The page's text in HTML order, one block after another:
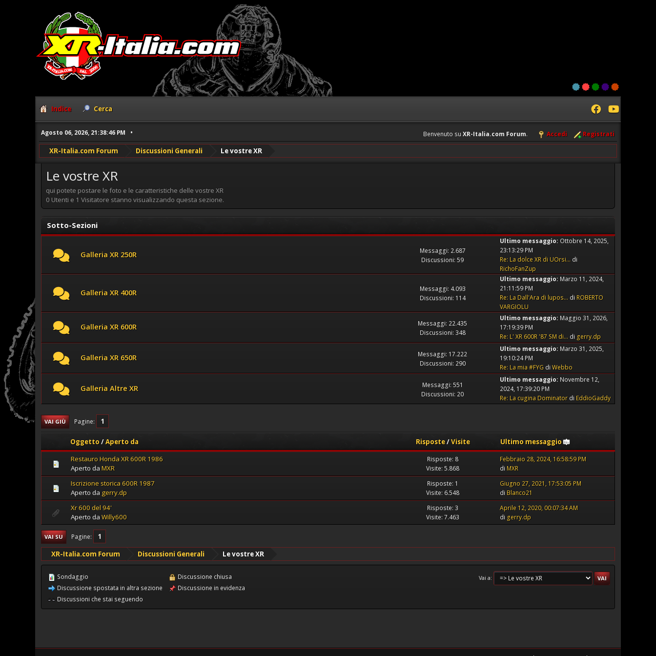
Indice Cerca
Agosto 06, 2026, 21:38:46 PM Benvenuto su XR-Italia.com Forum. Accedi Registrati
XR-Italia.com Forum Discussioni Generali Le vostre XR
Le vostre XR
qui potete postare le foto e le caratteristiche delle vostre XR
0 Utenti e 1 Visitatore stanno visualizzando questa sezione.
Sotto-Sezioni
Galleria XR 250R
Messaggi: 2.687
Discussioni: 59
Ultimo messaggio: Ottobre 14, 2025,
23:13:29 PM
Re: La dolce XR di UOrsi... di
RichoFanZup
Galleria XR 400R
Messaggi: 4.093
Discussioni: 114
Ultimo messaggio: Marzo 11, 2024,
21:11:59 PM
Re: La Dall'Ara di lupos... di ROBERTO
VARGIOLU
Galleria XR 600R
Messaggi: 22.435
Discussioni: 348
Ultimo messaggio: Maggio 31, 2026,
17:19:39 PM
Re: L' XR 600R '87 SM di... di gerry.dp
Galleria XR 650R
Messaggi: 17.222
Discussioni: 290
Ultimo messaggio: Marzo 31, 2025,
19:10:24 PM
Re: La mia #FYG diWebbo
Galleria Altre XR
Messaggi: 551
Discussioni: 20
Ultimo messaggio: Novembre 12,
2024, 17:39:20 PM
Re: La cugina Dominator di EddioGaddy
VAI GIÙ Pagine 1
Oggetto/Aperto da Risposte/Visite
Ultimo messaggio
Restauro Honda XR 600R 1986
Aperto da MXR
Risposte: 8
Visite: 5.868
Febbraio 28, 2024, 16:58:59 PM
di MXR
Iscrizione storica 600R 1987
Aperto da gerry.dp
Risposte: 1
Visite: 6.548
Giugno 27, 2021, 17:53:05 PM
di Blanco21
Xr 600 del 94'
Aperto da Willy600
Risposte: 3
Visite: 7.463
Aprile 12, 2020, 00:07:34 AM
di gerry.dp
VAI SU Pagine 1
XR-Italia.com Forum Discussioni Generali Le vostre XR
Vai a
Sondaggio
Discussione spostata in altra sezione
Discussione chiusa
Discussione in evidenza
Discussioni che stai seguendo